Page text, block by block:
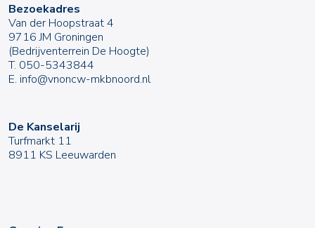
Bezoekadres
Van der Hoopstraat 4
9716 JM Groningen
(Bedrijventerrein De Hoogte)
T. 050-5343844
E. info@vnoncw-mkbnoord.nl
De Kanselarij
Turfmarkt 11
8911 KS Leeuwarden